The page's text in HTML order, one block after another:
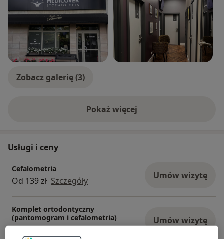
Zobacz galerię (3)
Pokaż więcejo doświadczeniu
Usługi i ceny
Cefalometria
Od 139 zł Szczegóły Umów wizytę
Komplet ortodontyczny
(pantomogram i cefalometria)
Umów wizytę